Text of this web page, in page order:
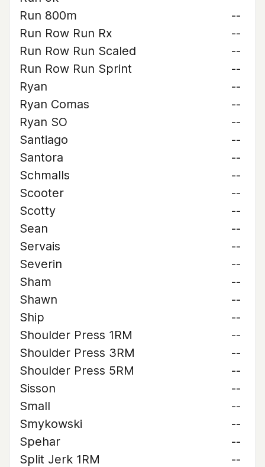
Run 800m
--
Run Row Run Rx
--
Run Row Run Scaled
--
Run Row Run Sprint
--
Ryan
--
Ryan Comas
--
Ryan SO
--
Santiago
--
Santora
--
Schmalls
--
Scooter
--
Scotty
--
Sean
--
Servais
--
Severin
--
Sham
--
Shawn
--
Ship
--
Shoulder Press 1RM
--
Shoulder Press 3RM
--
Shoulder Press 5RM
--
Sisson
--
Small
--
Smykowski
--
Spehar
--
Split Jerk 1RM
--